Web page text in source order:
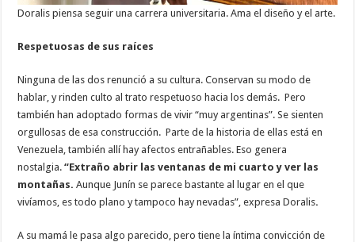
Doralis piensa seguir una carrera universitaria. Ama el diseño y el arte.
Respetuosas de sus raíces
Ninguna de las dos renunció a su cultura. Conservan su modo de
hablar, y rinden culto al trato respetuoso hacia los demás. Pero
también han adoptado formas de vivir “muy argentinas”. Se sienten
orgullosas de esa construcción. Parte de la historia de ellas está en
Venezuela, también allí hay afectos entrañables. Eso genera
nostalgia.“Extraño abrir las ventanas de mi cuarto y ver las
montañas. Aunque Junín se parece bastante al lugar en el que
vivíamos, es todo plano y tampoco hay nevadas”, expresa Doralis.
A su mamá le pasa algo parecido, pero tiene la íntima convicción de